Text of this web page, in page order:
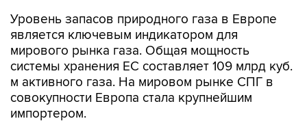
Уровень запасов природного газа в Европе
является ключевым индикатором для
мирового рынка газа. Общая мощность
системы хранения ЕС составляет 109 млрд куб.
м активного газа. На мировом рынке СПГ в
совокупности Европа стала крупнейшим
импортером.